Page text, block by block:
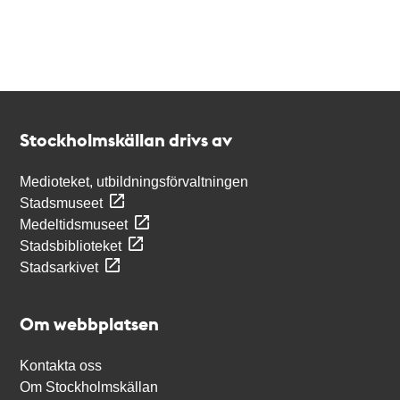
Stockholmskällan drivs av
Medioteket, utbildningsförvaltningen
Stadsmuseet
Medeltidsmuseet
Stadsbiblioteket
Stadsarkivet
Om webbplatsen
Kontakta oss
Om Stockholmskällan